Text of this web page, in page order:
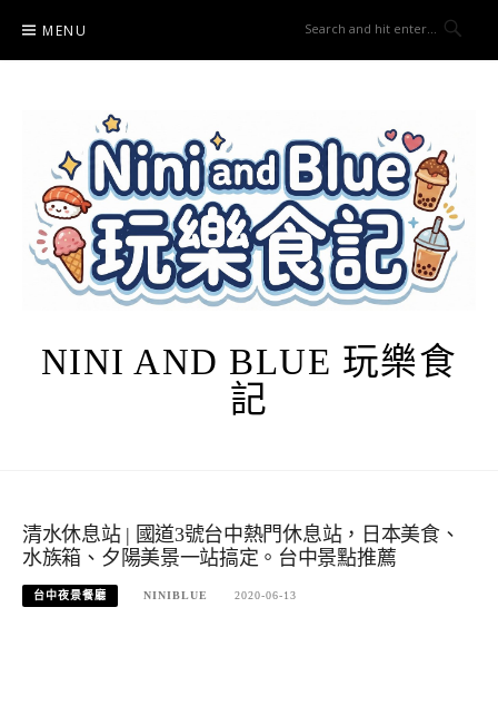
content
MENU
NINI AND BLUE 玩樂食
記
清水休息站 | 國道3號台中熱門休息站，日本美食、
水族箱、夕陽美景一站搞定。台中景點推薦
台中夜景餐廳 NINIBLUE 2020-06-13